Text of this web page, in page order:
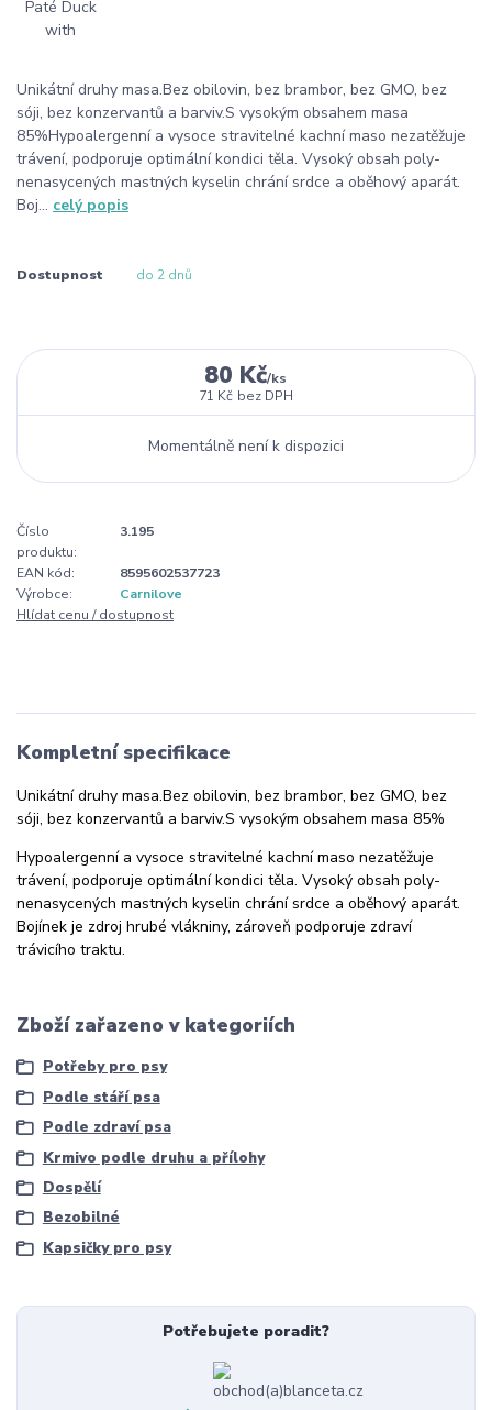
Unikátní druhy masa.Bez obilovin, bez brambor, bez GMO, bez
sóji, bez konzervantů a barviv.S vysokým obsahem masa
85%Hypoalergenní a vysoce stravitelné kachní maso nezatěžuje
trávení, podporuje optimální kondici těla. Vysoký obsah poly-
nenasycených mastných kyselin chrání srdce a oběhový aparát.
Boj... celý popis
Dostupnost do 2 dnů
80 Kč/ks
71 Kč bez DPH
Momentálně není k dispozici
Číslo
produktu:
3.195
EAN kód:
8595602537723
Výrobce:
Carnilove
Hlídat cenu / dostupnost
Kompletní specifikace
Unikátní druhy masa.Bez obilovin, bez brambor, bez GMO, bez
sóji, bez konzervantů a barviv.S vysokým obsahem masa 85%
Hypoalergenní a vysoce stravitelné kachní maso nezatěžuje
trávení, podporuje optimální kondici těla. Vysoký obsah poly-
nenasycených mastných kyselin chrání srdce a oběhový aparát.
Bojínek je zdroj hrubé vlákniny, zároveň podporuje zdraví
trávicího traktu.
Zboží zařazeno v kategoriích
Potřeby pro psy
Podle stáří psa
Podle zdraví psa
Krmivo podle druhu a přílohy
Dospělí
Bezobilné
Kapsičky pro psy
Potřebujete poradit?